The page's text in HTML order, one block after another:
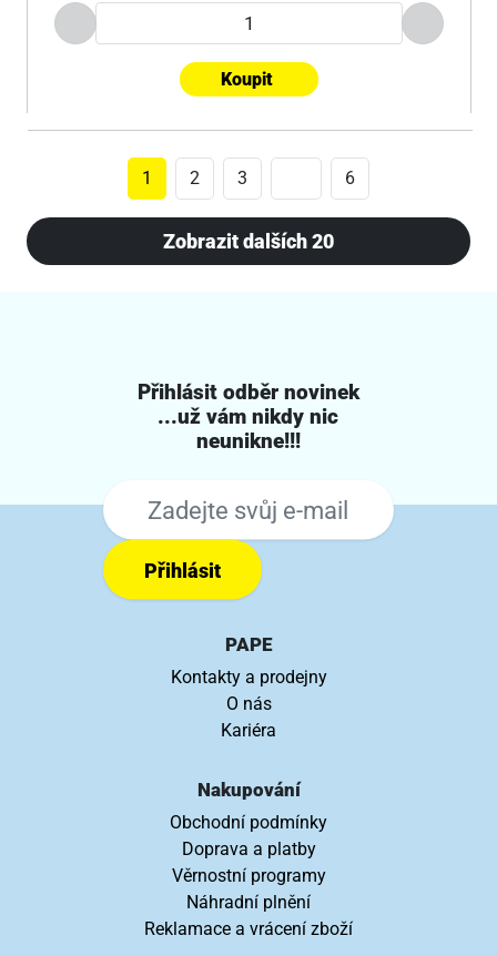
Koupit
1 2 3 6
Zobrazit dalších 20
Přihlásit odběr novinek
...už vám nikdy nic
neunikne!!!
Přihlásit
PAPE
Kontakty a prodejny
O nás
Kariéra
Nakupování
Obchodní podmínky
Doprava a platby
Věrnostní programy
Náhradní plnění
Reklamace a vrácení zboží